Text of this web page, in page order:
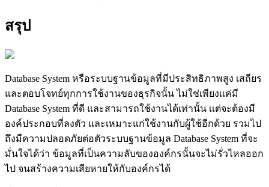
สรุป
Database System หรือระบบฐานข้อมูลที่มีประสิทธิภาพสูง เสถียร
และตอบโจทย์ทุกการใช้งานของธุรกิจนั้น ไม่ใช่เพียงเเค่มี
Database System ที่ดี และสามารถใช้งานได้เท่านั้น เเต่จะต้องมี
องค์ประกอบที่ลงตัว และเหมาะแก่ใช้งานกับผู้ใช้อีกด้วย รวมไป
ถึงมีความปลอดภัยต่อตัวระบบฐานข้อมูล Database System ที่จะ
มั่นใจได้ว่า ข้อมูลที่เป็นความลับขององค์กรนั้นจะไม่รั่วไหลออก
ไป จนสร้างความเสียหายให้กับองค์กรได้